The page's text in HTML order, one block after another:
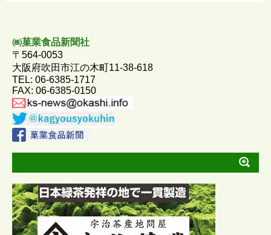
o
k
㈱菓業食品新聞社
〒564-0053
大阪府吹田市江の木町11-38-618
TEL: 06-6385-1717
FAX: 06-6385-0150